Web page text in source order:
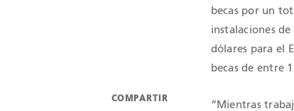
COMPARTIR
becas por un
instalaciones de
dólares para el
becas de entre
“Mientras